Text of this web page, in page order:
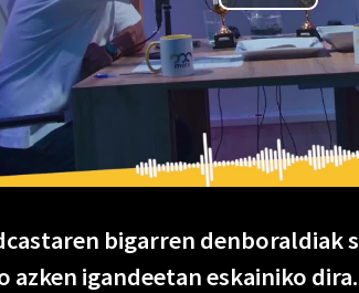
bigarren denboraldiak
azken igandeetan eskainiko dira.